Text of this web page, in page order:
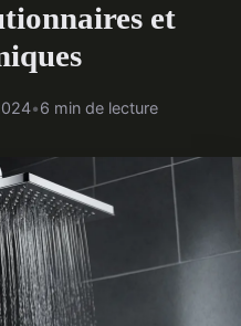
et
•6 min de lecture